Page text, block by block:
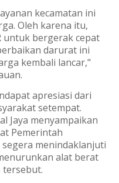
kecamatan ini
Oleh karena itu,
untuk bergerak cepat
darurat ini
kembali lancar,"
apresiasi dari
setempat.
Jaya menyampaikan
Pemerintah
menindaklanjuti
alat berat
tersebut.